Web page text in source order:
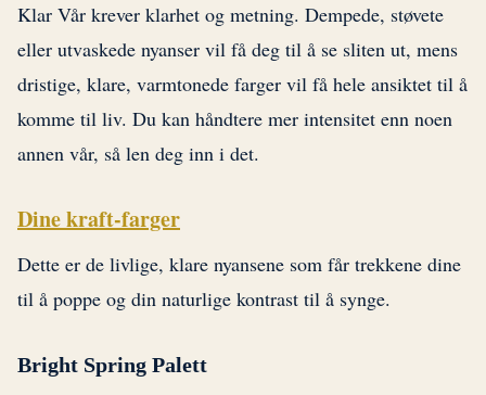
Klar Vår krever klarhet og metning. Dempede, støvete
eller utvaskede nyanser vil få deg til å se sliten ut, mens
dristige, klare, varmtonede farger vil få hele ansiktet til å
komme til liv. Du kan håndtere mer intensitet enn noen
annen vår, så len deg inn i det.
Dine kraft-farger
Dette er de livlige, klare nyansene som får trekkene dine
til å poppe og din naturlige kontrast til å synge.
Bright Spring Palett